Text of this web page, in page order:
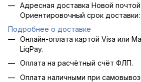
Адресная доставка Новой
Ориентировочный срок доставки:
Подробнее о доставке
Онлайн-оплата картой Visa или
LiqPay.
Оплата на расчётный счёт ФЛП.
Оплата наличными при